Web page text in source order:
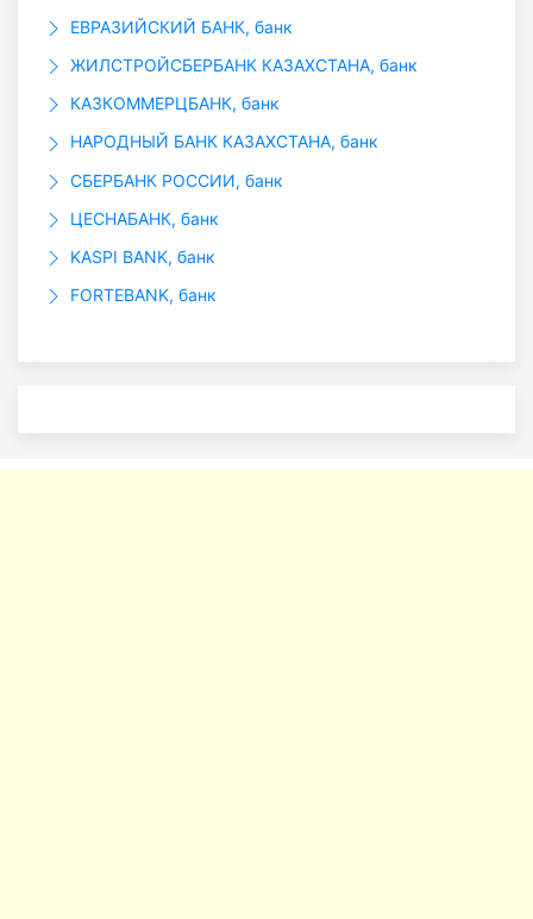
ЕВРАЗИЙСКИЙ БАНК, банк
ЖИЛСТРОЙСБЕРБАНК КАЗАХСТАНА, банк
КАЗКОММЕРЦБАНК, банк
НАРОДНЫЙ БАНК КАЗАХСТАНА, банк
СБЕРБАНК РОССИИ, банк
ЦЕСНАБАНК, банк
KASPI BANK, банк
FORTEBANK, банк